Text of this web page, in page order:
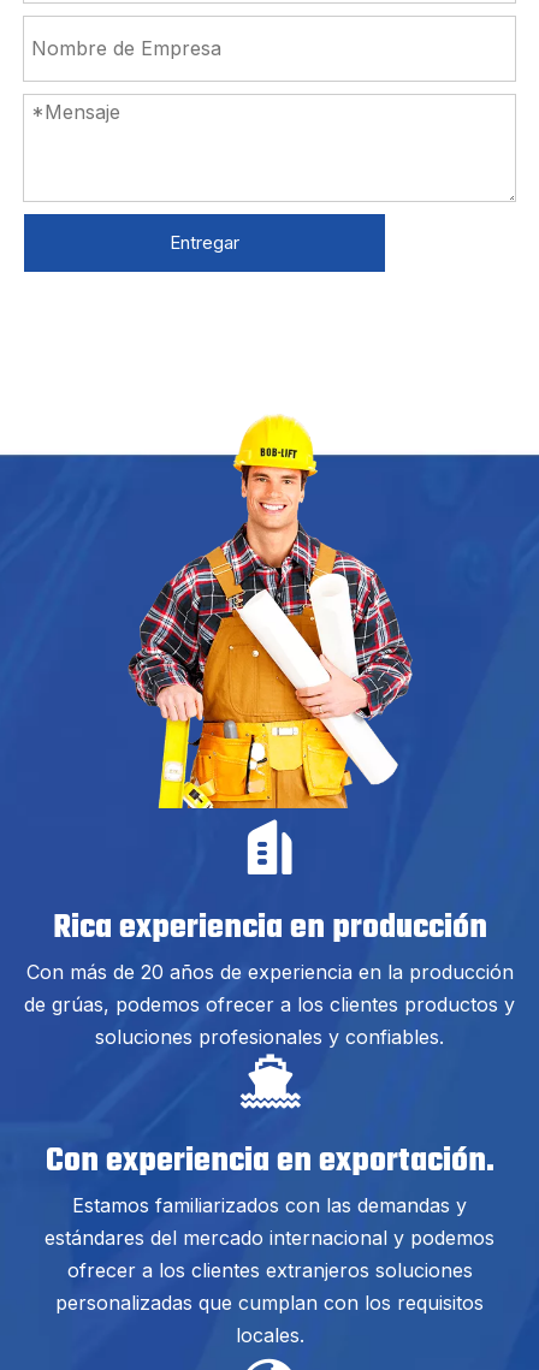
Entregar
Rica experiencia en producción
Con más de 20 años de experiencia en la producción
de grúas, podemos ofrecer a los clientes productos y
soluciones profesionales y confiables.
Con experiencia en exportación.
Estamos familiarizados con las demandas y
estándares del mercado internacional y podemos
ofrecer a los clientes extranjeros soluciones
personalizadas que cumplan con los requisitos
locales.